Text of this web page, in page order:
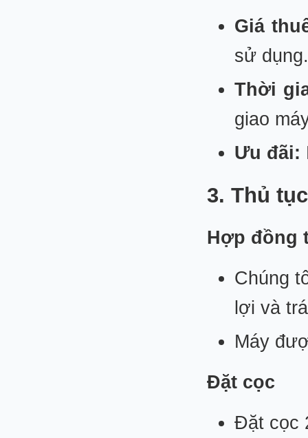
Giá
sử dụng.
Thời
giao
Ưu đãi:
3. Thủ
Hợp đồng
Chúng
lợi và
Máy
Đặt cọc
Đặt cọc